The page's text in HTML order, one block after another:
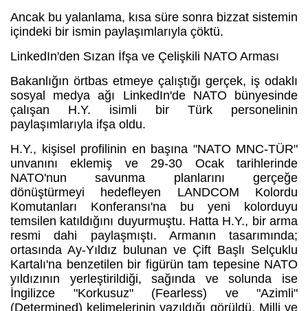
Ancak bu yalanlama, kısa süre sonra bizzat sistemin
içindeki bir ismin paylaşımlarıyla çöktü.
LinkedIn'den Sızan İfşa ve Çelişkili NATO Arması
Bakanlığın örtbas etmeye çalıştığı gerçek, iş odaklı
sosyal medya ağı LinkedIn'de NATO bünyesinde
çalışan H.Y. isimli bir Türk personelinin
paylaşımlarıyla ifşa oldu.
H.Y., kişisel profilinin en başına "NATO MNC-TÜR"
unvanını eklemiş ve 29-30 Ocak tarihlerinde
NATO'nun savunma planlarını gerçeğe
dönüştürmeyi hedefleyen LANDCOM Kolordu
Komutanları Konferansı'na bu yeni kolorduyu
temsilen katıldığını duyurmuştu. Hatta H.Y., bir arma
resmi dahi paylaşmıştı. Armanın tasarımında;
ortasında Ay-Yıldız bulunan ve Çift Başlı Selçuklu
Kartalı'na benzetilen bir figürün tam tepesine NATO
yıldızının yerleştirildiği, sağında ve solunda ise
İngilizce "Korkusuz" (Fearless) ve "Azimli"
(Determined) kelimelerinin yazıldığı görüldü. Milli ve